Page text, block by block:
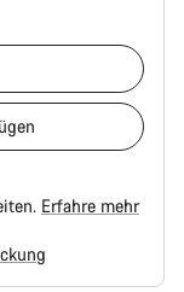
Erfahre mehr